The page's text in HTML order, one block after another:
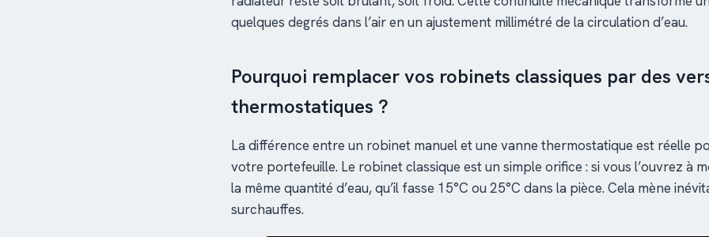
quelques degrés dans l’air en un ajustement millimétré de la circulation d’eau.
Pourquoi remplacer vos robinets classiques par des
thermostatiques ?
La différence entre un robinet manuel et une vanne thermostatique est réelle
votre portefeuille. Le robinet classique est un simple orifice : si vous l’ouvrez à
la même quantité d’eau, qu’il fasse 15°C ou 25°C dans la pièce. Cela mène
surchauffes.